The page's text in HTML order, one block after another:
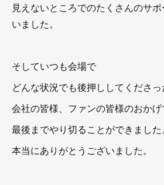
見えないところでのたくさんのサ
いました。
そしていつも会場で
どんな状況でも後押ししてくださっ
会社の皆様、ファンの皆様のおかげ
最後までやり切ることができました。
本当にありがとうございました。